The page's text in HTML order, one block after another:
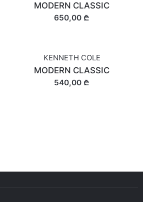
MODERN CLASSIC
650,00 ₾
KENNETH COLE
MODERN CLASSIC
540,00 ₾